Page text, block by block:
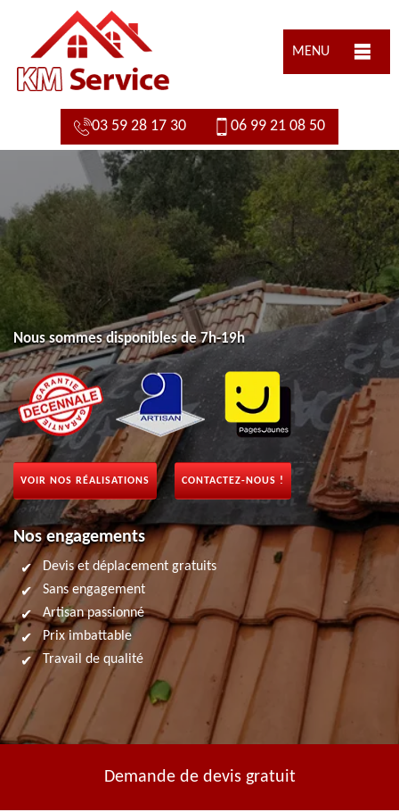
MENU
03 59 28 17 30 06 99 21 08 50
Nous sommes disponibles de 7h-19h
VOIR NOS RÉALISATIONS CONTACTEZ-NOUS !
Nos engagements
Devis et déplacement gratuits
Sans engagement
Artisan passionné
Prix imbattable
Travail de qualité
Demande de devis gratuit